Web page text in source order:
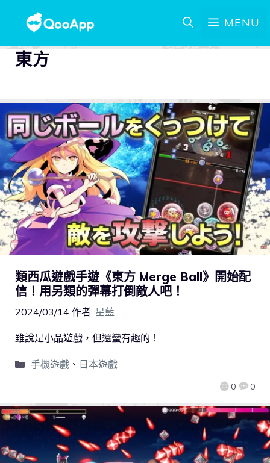
MENU
東方
類西瓜遊戲手遊《東方 Merge Ball》開始配
信！用另類的彈幕打倒敵人吧！
2024/03/14 作者: 星藍
0 0
雖說是小品遊戲，但還蠻有趣的！
手機遊戲、 日本遊戲